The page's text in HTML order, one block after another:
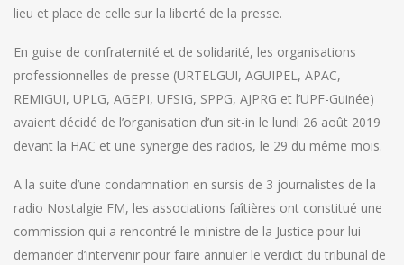
lieu et place de celle sur la liberté de la presse.
En guise de confraternité et de solidarité, les organisations
professionnelles de presse (URTELGUI, AGUIPEL, APAC,
REMIGUI, UPLG, AGEPI, UFSIG, SPPG, AJPRG et l’UPF-Guinée)
avaient décidé de l’organisation d’un sit-in le lundi 26 août 2019
devant la HAC et une synergie des radios, le 29 du même mois.
A la suite d’une condamnation en sursis de 3 journalistes de la
radio Nostalgie FM, les associations faîtières ont constitué une
commission qui a rencontré le ministre de la Justice pour lui
demander d’intervenir pour faire annuler le verdict du tribunal de